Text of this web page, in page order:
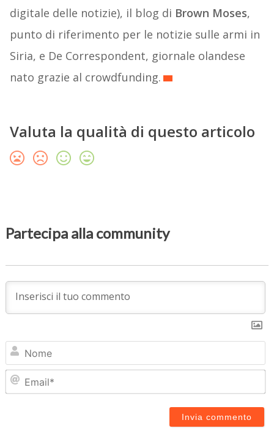
digitale delle notizie), il blog di Brown Moses,
punto di riferimento per le notizie sulle armi in
Siria, e De Correspondent, giornale olandese
nato grazie al crowdfunding.
Valuta la qualità di questo articolo
Partecipa alla community